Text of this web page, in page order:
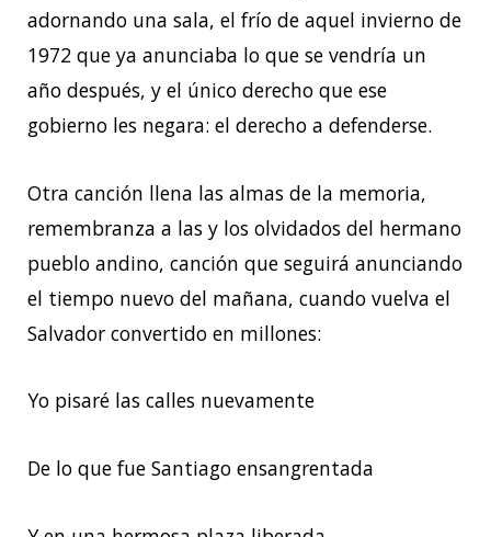
adornando una sala, el frío de aquel invierno de
1972 que ya anunciaba lo que se vendría un
año después, y el único derecho que ese
gobierno les negara: el derecho a defenderse.
Otra canción llena las almas de la memoria,
remembranza a las y los olvidados del hermano
pueblo andino, canción que seguirá anunciando
el tiempo nuevo del mañana, cuando vuelva el
Salvador convertido en millones:
Yo pisaré las calles nuevamente
De lo que fue Santiago ensangrentada